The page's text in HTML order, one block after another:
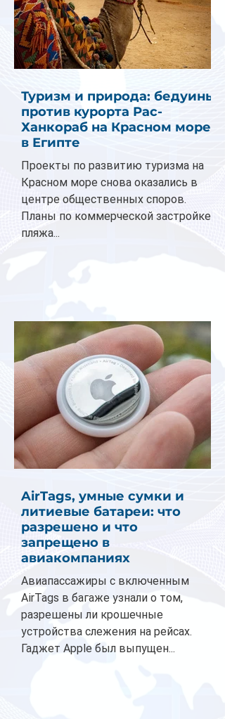
Туризм и природа: бедуины
против курорта Рас-
Ханкораб на Красном море
в Египте
Проекты по развитию туризма на
Красном море снова оказались в
центре общественных споров.
Планы по коммерческой застройке
пляжа...
AirTags, умные сумки и
литиевые батареи: что
разрешено и что
запрещено в
авиакомпаниях
Авиапассажиры с включенным
AirTags в багаже узнали о том,
разрешены ли крошечные
устройства слежения на рейсах.
Гаджет Apple был выпущен...